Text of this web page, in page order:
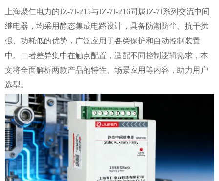
上海聚仁电力的JZ-7J-215与JZ-7J-216同属JZ-7J系列交流中间
继电器，均采用静态集成电路设计，具备防潮防尘、抗干扰
强、功耗低的优势，广泛应用于各类保护和自动控制装置
中。二者差异集中在触点配置，适配不同控制逻辑需求，本
文将全面解析两款产品的特性、场景应用等内容，助力用户
选型。